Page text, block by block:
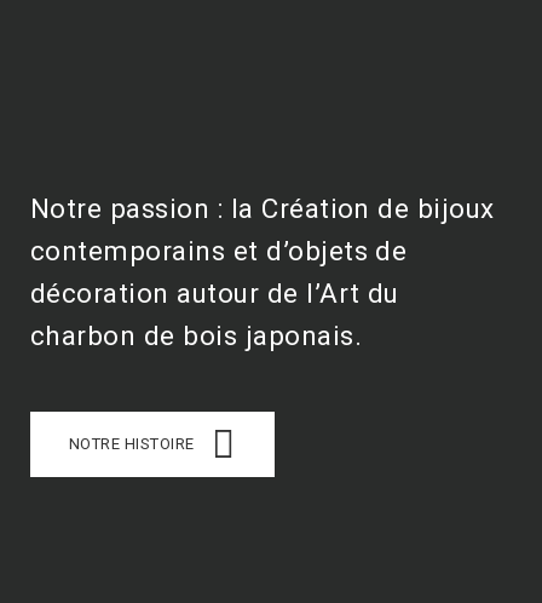
Notre passion : la Création de bijoux
contemporains et d’objets de
décoration autour de l’Art du
charbon de bois japonais.
NOTRE HISTOIRE